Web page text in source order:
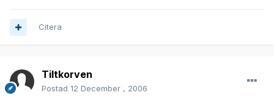
Citera
Tiltkorven
Postad 12 December , 2006